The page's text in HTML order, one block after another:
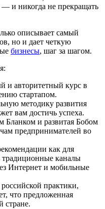
и никогда не прекращать
описывает самый
но и дает четкую
бизнесы, шаг за шагом.
и авторитетный курс в
стартапом.
методику развития
вам достичь успеха.
Бланком и развитая Бобом
предпринимателей во
как для
традиционные каналы
Интернет и мобильные
практики,
что предложенная
стране.